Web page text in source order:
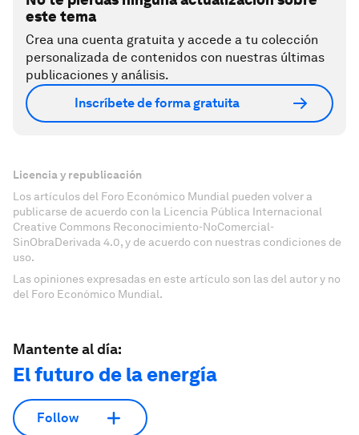
este tema
Crea una cuenta gratuita y accede a tu colección
personalizada de contenidos con nuestras últimas
publicaciones y análisis.
Inscríbete de forma gratuita
Licencia y republicación
Los artículos del Foro Económico Mundial pueden volver a
publicarse de acuerdo con la Licencia Pública Internacional
Creative Commons Reconocimiento-NoComercial-
SinObraDerivada 4.0, y de acuerdo con nuestras condiciones de
uso.
Las opiniones expresadas en este artículo son las del autor y no
del Foro Económico Mundial.
Mantente al día:
El futuro de la energía
Follow